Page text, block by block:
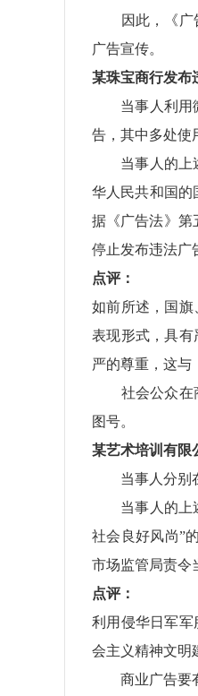
因此，《广告
广告宣传。
某珠宝商行发布
当事人利用微
告，其中多处使
当事人的上述
华人民共和国的
据《广告法》第
停止发布违法广
点评：
如前所述，国
表现形式，具
严的尊重，这与
社会公众在商
图号。
某艺术培训有限
当事人分别在
当事人的上述
社会良好风尚”
市场监管局责令
点评：
利用侵华日军
会主义精神文明
商业广告要有